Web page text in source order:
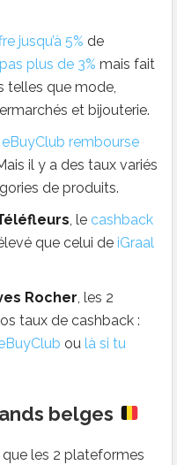
jusqu’à 5% de
plus de 3% mais fait
telles que mode,
et bijouterie.
eBuyClub rembourse
il y a des taux variés
de produits.
, le cashback
que celui de iGraal
Rocher, les 2
taux de cashback :
ou là si tu
belges
que les 2 plateformes